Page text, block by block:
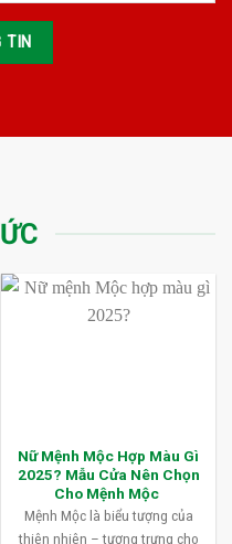
Nữ Mệnh Mộc Hợp Màu Gì
2025? Mẫu Cửa Nên Chọn
Cho Mệnh Mộc
Mệnh Mộc là biểu tượng của
thiên nhiên – tượng trưng cho